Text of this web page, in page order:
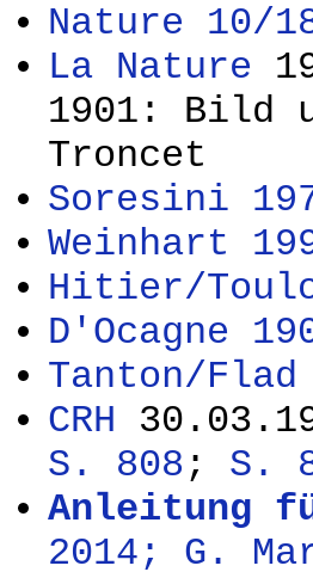
Nature 10/
La Nature
1901: Bild
Troncet
Soresini
Weinhart
Hitier/
D'Ocagne
Tanton/Flad
CRH
S. 808 ; S.
Anleitung
2014; G.